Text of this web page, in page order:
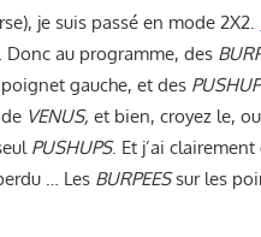
je suis passé en mode 2X2.
Donc au programme, des
gauche, et des
VENUS, et bien, croyez le,
PUSHUPS. Et j’ai
… Les BURPEESsur les